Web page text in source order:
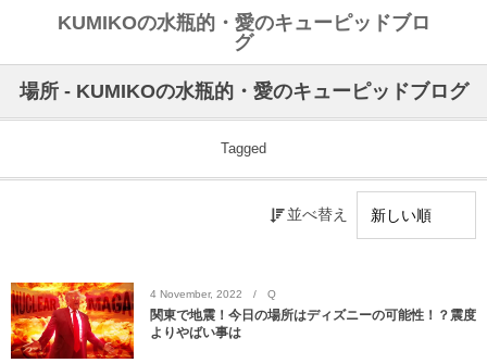
KUMIKOの水瓶的・愛のキューピッドブロ
グ
場所 - KUMIKOの水瓶的・愛のキューピッドブログ
Tagged
並べ替え
4 November, 2022 Q
関東で地震！今日の場所はディズニーの可能性！？震度
よりやばい事は